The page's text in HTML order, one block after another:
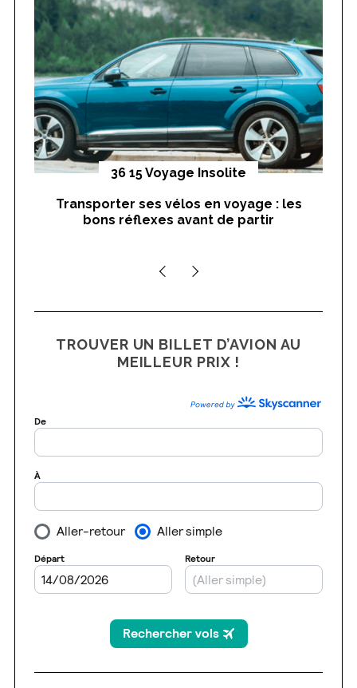
f
o
r
:
36 15 Voyage Insolite
Transporter ses vélos en voyage : les
bons réflexes avant de partir
TROUVER UN BILLET D’AVION AU
MEILLEUR PRIX !